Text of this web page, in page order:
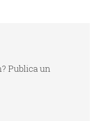
Publica un